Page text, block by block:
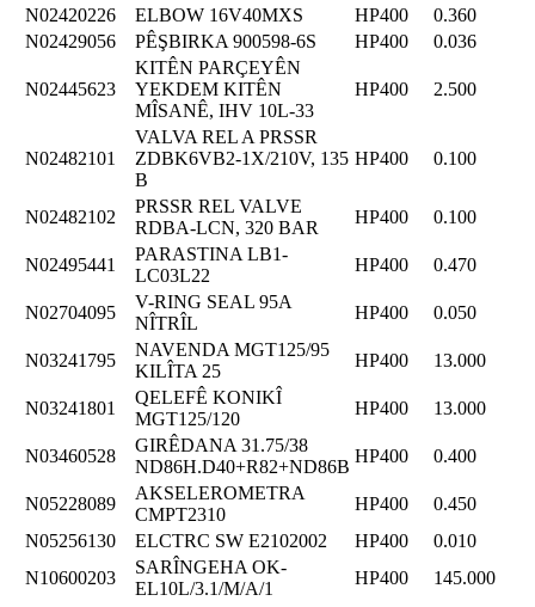
N02420226
ELBOW 16V40MXS HP400
0.360
N02429056
PÊŞBIRKA 900598-6S HP400 0.036
N02445623
KITÊN PARÇEYÊN
YEKDEM KITÊN
MÎSANÊ, IHV 10L-33
HP400 2.500
N02482101
VALVA REL A PRSSR
ZDBK6VB2-1X/210V, 135
B
HP400 0.100
N02482102
PRSSR REL VALVE
RDBA-LCN, 320 BAR
HP400 0.100
N02495441
PARASTINA LB1-
LC03L22
HP400 0.470
N02704095
V-RING SEAL 95A
NÎTRÎL
HP400 0.050
N03241795
NAVENDA MGT125/95
KILÎTA 25
HP400 13.000
N03241801
QELEFÊ KONIKÎ
MGT125/120
HP400 13.000
N03460528
GIRÊDANA 31.75/38
ND86H.D40+R82+ND86B
HP400 0.400
N05228089
AKSELEROMETRA
CMPT2310
HP400
0.450
N05256130
ELCTRC SW E2102002 HP400
0.010
N10600203
SARÎNGEHA OK-
EL10L/3.1/M/A/1
HP400
145.000